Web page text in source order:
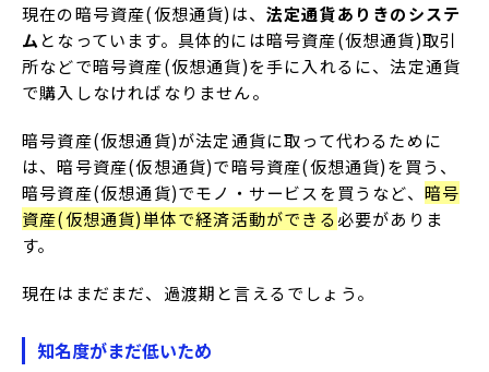
現在の暗号資産(仮想通貨)は、法定通貨ありきのシステ
ム となっています。具体的には暗号資産(仮想通貨)取引
所などで暗号資産(仮想通貨)を手に入れるに、法定通貨
で購入しなければなりません。
暗号資産(仮想通貨)が法定通貨に取って代わるために
は、暗号資産(仮想通貨)で暗号資産(仮想通貨)を買う、
暗号資産(仮想通貨)でモノ・サービスを買うなど、 暗号
資産(仮想通貨)単体で経済活動ができる必要がありま
す。
現在はまだまだ、過渡期と言えるでしょう。
知名度がまだ低いため